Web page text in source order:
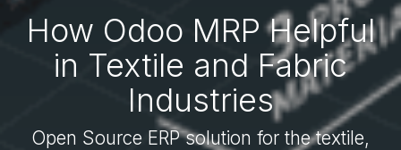
How Odoo MRP Helpful
in Textile and Fabric
Industries
Open Source ERP solution for the textile,